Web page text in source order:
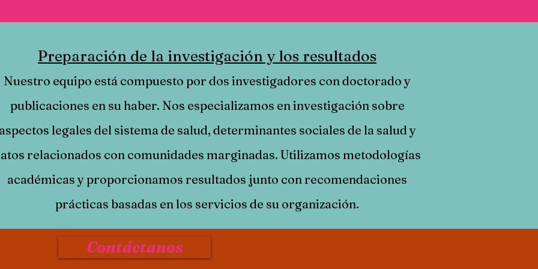
Preparación de la investigación y los resultados
Nuestro equipo está compuesto por dos investigadores con doctorado y
publicaciones en su haber. Nos especializamos en investigación sobre
legales del sistema de salud, determinantes sociales de la salud y
relacionados con comunidades marginadas. Utilizamos metodologías
académicas y proporcionamos resultados junto con recomendaciones
prácticas basadas en los servicios de su organización.
Contáctanos